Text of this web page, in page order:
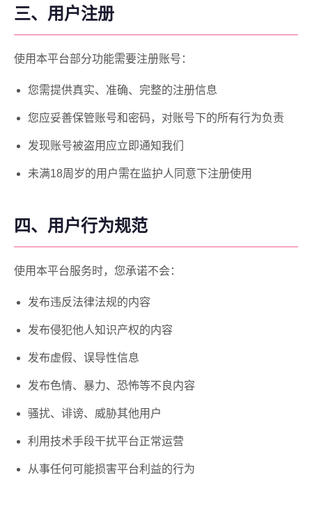
三、用户注册
使用本平台部分功能需要注册账号：
您需提供真实、准确、完整的注册信息
您应妥善保管账号和密码，对账号下的所有行为负责
发现账号被盗用应立即通知我们
未满18周岁的用户需在监护人同意下注册使用
四、用户行为规范
使用本平台服务时，您承诺不会：
发布违反法律法规的内容
发布侵犯他人知识产权的内容
发布虚假、误导性信息
发布色情、暴力、恐怖等不良内容
骚扰、诽谤、威胁其他用户
利用技术手段干扰平台正常运营
从事任何可能损害平台利益的行为